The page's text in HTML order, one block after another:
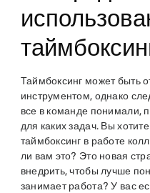
Таймбоксинг может быть
инструментом, однако
все в команде понимали,
для каких задач. Вы
таймбоксинг в работе
ли вам это? Это новая
внедрить, чтобы лучше
занимает работа? У вас